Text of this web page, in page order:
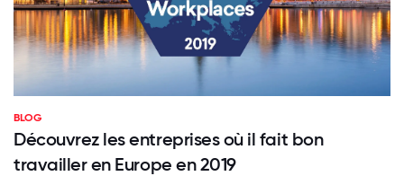
BLOG
Découvrez les entreprises où il fait bon
travailler en Europe en 2019